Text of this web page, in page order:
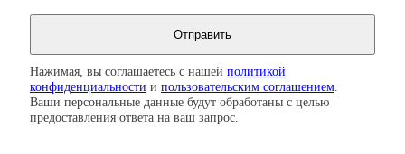
Нажимая, вы соглашаетесь с нашей политикой
конфиденциальности и пользовательским соглашением
Ваши персональные данные будут обработаны с целью
предоставления ответа на ваш запрос.